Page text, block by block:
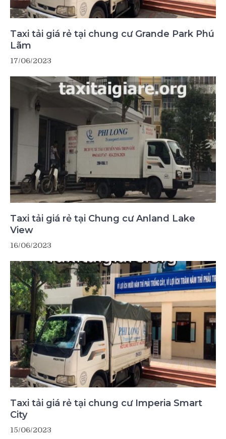
Taxi tải giá rẻ tại chung cư Grande Park Phú
Lãm
17/06/2023
Taxi tải giá rẻ tại Chung cư Anland Lake
View
16/06/2023
Taxi tải giá rẻ tại chung cư Imperia Smart
City
15/06/2023